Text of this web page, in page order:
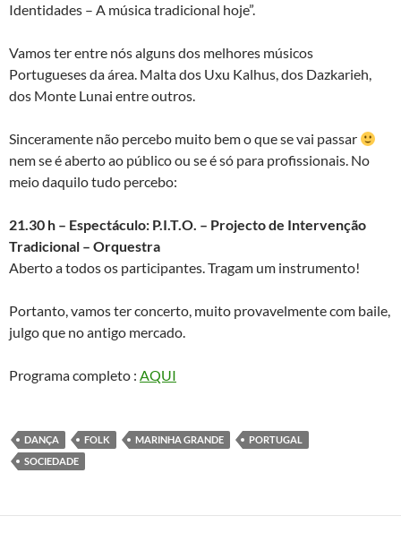
Identidades – A música tradicional hoje”.
Vamos ter entre nós alguns dos melhores músicos
Portugueses da área. Malta dos Uxu Kalhus, dos Dazkarieh,
dos Monte Lunai entre outros.
Sinceramente não percebo muito bem o que se vai passar
nem se é aberto ao público ou se é só para profissionais. No
meio daquilo tudo percebo:
21.30 h – Espectáculo: P.I.T.O. – Projecto de Intervenção
Tradicional – Orquestra
Aberto a todos os participantes. Tragam um instrumento!
Portanto, vamos ter concerto, muito provavelmente com baile,
julgo que no antigo mercado.
Programa completo : AQUI
DANÇA FOLK MARINHA GRANDE
PORTUGAL
SOCIEDADE